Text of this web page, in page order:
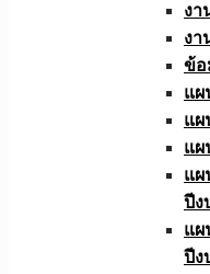
งา
งา
ข้อ
แผ
แผ
แผ
แผ
ปีง
แผ
ปีง